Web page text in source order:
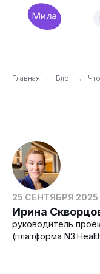
Главная → Блог →
25 СЕНТЯБРЯ 2025
Ирина
руководитель
(платформа